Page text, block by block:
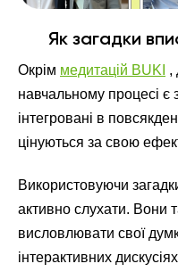
Як загадки
Окрім медитацій BUKI ,
навчальному процесі є
інтегровані в
цінуються за свою
Використовуючи
активно слухати. Вони
висловлювати свої
інтерактивних